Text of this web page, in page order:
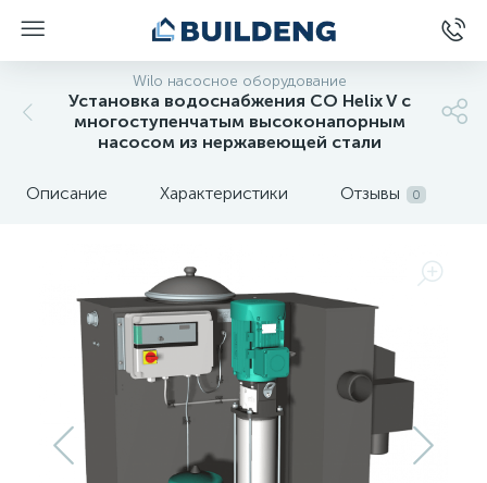
Wilo насосное оборудование
Установка водоснабжения CO Helix V с
многоступенчатым высоконапорным
насосом из нержавеющей стали
Описание Характеристики Отзывы 0